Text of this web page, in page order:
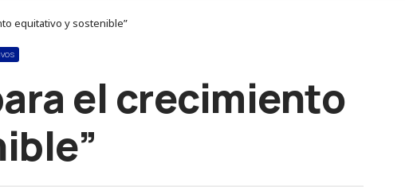
equitativo y sostenible”
el crecimiento